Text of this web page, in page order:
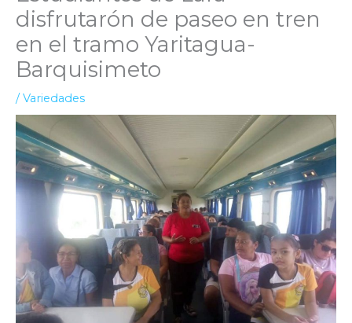
disfrutarón de paseo en tren
en el tramo Yaritagua-
Barquisimeto
/Variedades